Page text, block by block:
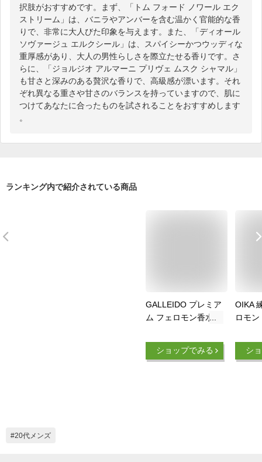
択肢がおすすめです。まず、「トム フォード ノワール エク
ストリーム」は、バニラやアンバーを含む温かく官能的な香
りで、非常に大人びた印象を与えます。また、「ディオール
ソヴァージュ エルクシール」は、スパイシーかつウッディな
重厚感があり、大人の男性らしさを際立たせる香りです。さ
らに、「ジョルジオ アルマーニ プリヴェ ムスク シャマル」
も甘さと深みのある贅沢な香りで、高級感が漂います。それ
ぞれ異なる重さや甘さのバランスを持っていますので、肌に
つけてあなたに合ったものを試されることをおすすめします
。
ランキング内で紹介されている商品
GALLEIDO プレミア
ム フェロモン香水
る香り オスモフェリ
ン配合 ムスクの香り
ショップでみる
OIKA
ロモ
イ 柑
り香
シ
20代メンズ